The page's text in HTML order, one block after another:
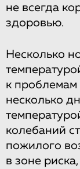
не всегда
здоровью.
Несколько
к проблемам
несколько
колебаний
пожилого
в зоне